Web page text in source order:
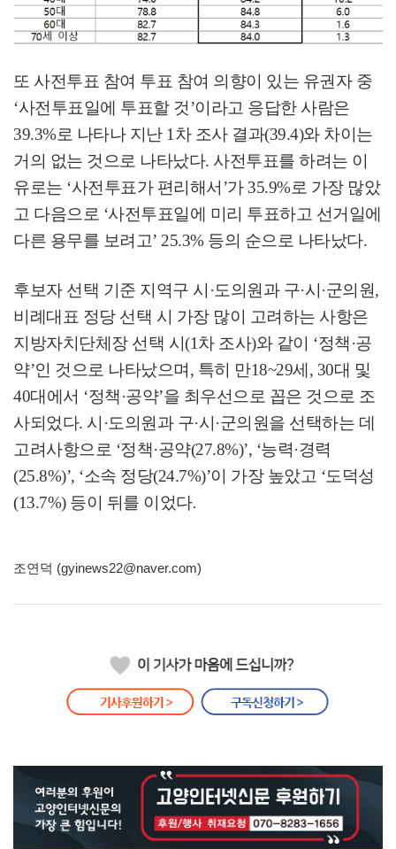
또 사전투표 참여 투표 참여 의향이 있는 유권자 중
‘사전투표일에 투표할 것’이라고 응답한 사람은
39.3%로 나타나 지난 1 차 조사 결과(39.4)와 차이는
거의 없는 것으로 나타났다. 사전투표를 하려는 이
유로는 ‘사전투표가 편리해서’가 35.9%로 가장 많았
고 다음으로 ‘사전투표일에 미리 투표하고 선거일에
다른 용무를 보려고’ 25.3% 등의 순으로 나타났다.
후보자 선택 기준 지역구 시 ·도의원과 구·시·군의원,
비례대표 정당 선택 시 가장 많이 고려하는 사항은
지방자치단체장 선택 시(1차 조사)와 같이 ‘정책·공
약’인 것으로 나타났으며, 특히 만18~29세, 30대 및
40대에서 ‘정책·공약’을 최우선으로 꼽은 것으로 조
사되었다. 시 ·도의원과 구·시·군의원을 선택하는 데
고려사항으로 ‘정책·공약(27.8%)’, ‘능력·경력
(25.8%)’, ‘소속 정당(24.7%)’이 가장 높았고 ‘도덕성
(13.7%) 등이 뒤를 이었다.
조연덕 (gyinews22@naver.com)